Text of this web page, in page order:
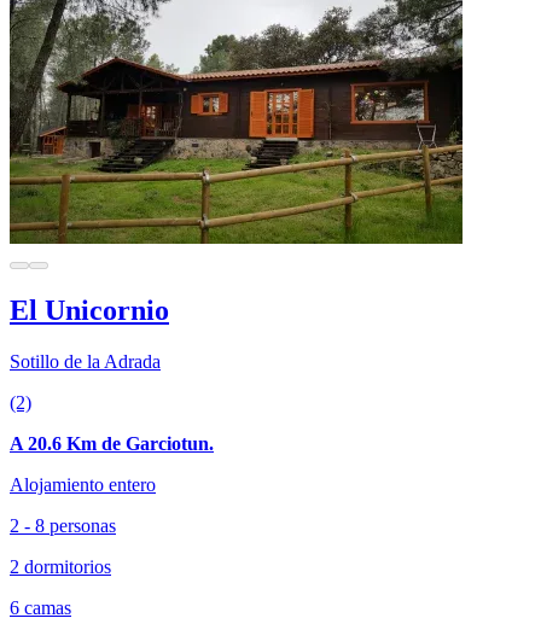
El Unicornio
Sotillo de la Adrada
(2)
A 20.6 Km de Garciotun.
Alojamiento entero
2 - 8 personas
2 dormitorios
6 camas